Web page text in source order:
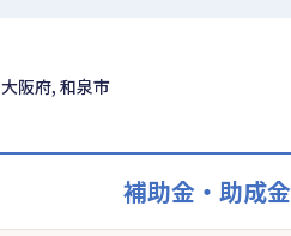
大阪府, 和泉市
補助金・助成金